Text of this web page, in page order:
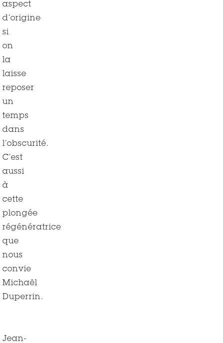
aspect
d’origine
si
on
la
laisse
reposer
un
temps
dans
l’obscurité.
C’est
aussi
à
cette
plongée
régénératrice
que
nous
convie
Michaël
Duperrin.
Jean-